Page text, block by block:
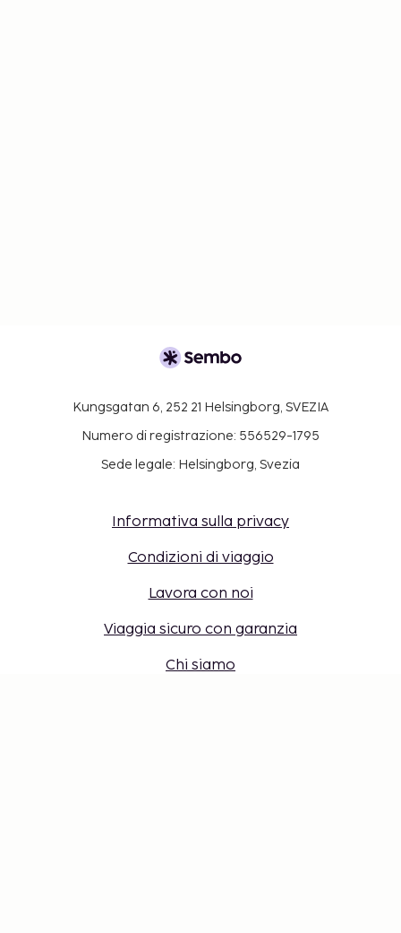
Kungsgatan 6, 252 21 Helsingborg, SVEZIA
Numero di registrazione: 556529-1795
Sede legale: Helsingborg, Svezia
Informativa sulla privacy
Condizioni di viaggio
Lavora con noi
Viaggia sicuro con garanzia
Chi siamo